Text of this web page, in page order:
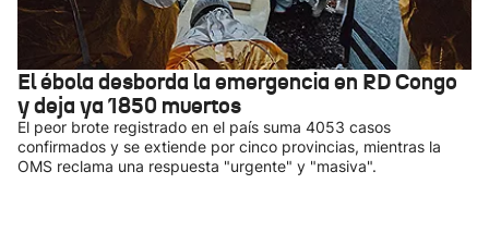
El ébola desborda la emergencia en RD Congo
y deja ya 1850 muertos
El peor brote registrado en el país suma 4053 casos
confirmados y se extiende por cinco provincias, mientras la
OMS reclama una respuesta "urgente" y "masiva".